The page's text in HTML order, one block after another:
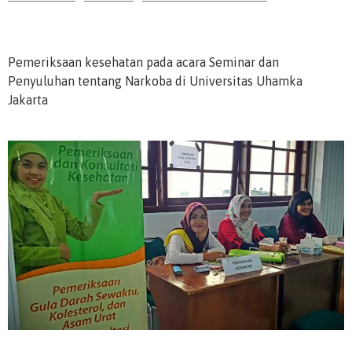
Pemeriksaan kesehatan pada acara Seminar dan
Penyuluhan tentang Narkoba di Universitas Uhamka
Jakarta